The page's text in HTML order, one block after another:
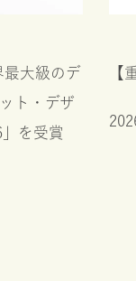
最大級のデ
ト・デザ
を受賞
【